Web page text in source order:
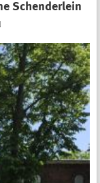
Schenderlein